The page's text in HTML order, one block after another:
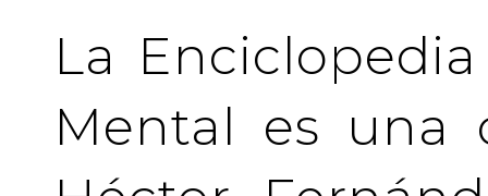
La
Mental es una